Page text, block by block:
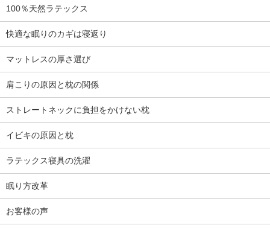
100％天然ラテックス
快適な眠りのカギは寝返り
マットレスの厚さ選び
肩こりの原因と枕の関係
ストレートネックに負担をかけない枕
イビキの原因と枕
ラテックス寝具の洗濯
眠り方改革
お客様の声